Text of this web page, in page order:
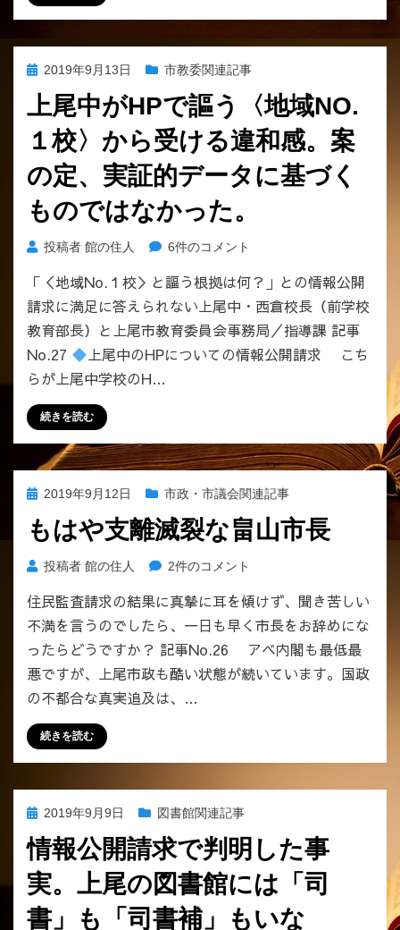
定
育
委
員
会、
「議
案
49
は
「非
開
の
会
つ
も
り
す
へ
投
日:
2019年9月13日 市教委関連記事
上尾中がHPで謳う〈地域NO.
１校〉から受ける違和感。案
の定、実証的データに基づく
ものではなかった。
投稿者 館の住人
上
中
が
HP
謳
No.
１
か
ら
受
け
違
案
の
定、
タ
に
基
づ
く
も
6件のコメント
「＜地域No.１校＞と謳う根拠は何？」との情報公開
請求に満足に答えられない上尾中・西倉校長（前学校
教育部長）と上尾市教育委員会事務局／指導課 記事
No.27
上尾中のHPについての情報公開請求 こち
らが上尾中学校のH…
続きを読む
投
日:
2019年9月12日 市政・市議会関連記事
もはや支離滅裂な畠山市長
投稿者 館の住人
も
や
離
裂
な
市
の
2件のコメント
住民監査請求の結果に真摯に耳を傾けず、聞き苦しい
不満を言うのでしたら、一日も早く市長をお辞めにな
ったらどうですか？ 記事No.26 アベ内閣も最低最
悪ですが、上尾市政も酷い状態が続いています。国政
の不都合な真実追及は、…
続きを読む
投
日:
2019年9月9日 図書館関連記事
情報公開請求で判明した事
実。上尾の図書館には「司
書」も「司書補」もいな